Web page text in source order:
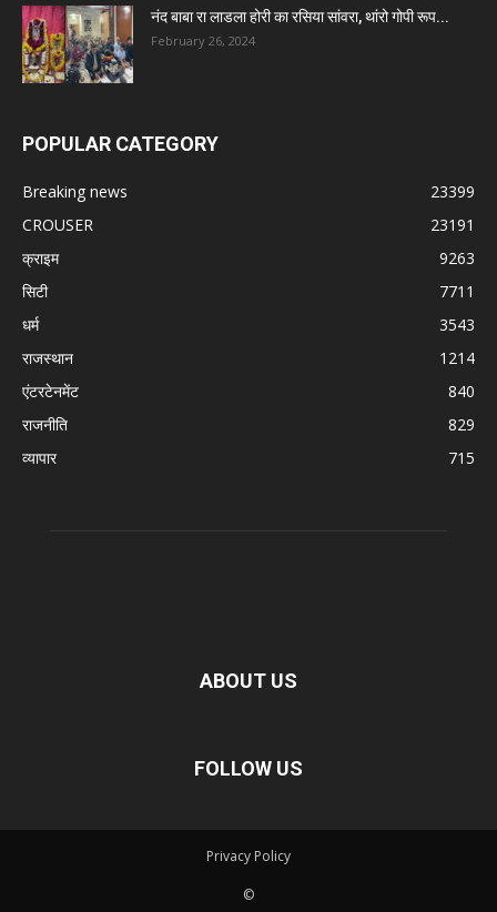
नंद बाबा रा लाडला होरी का रसिया सांवरा, थांरो गोपी रूप...
February 26, 2024
POPULAR CATEGORY
Breaking news
23399
CROUSER
23191
क्राइम
9263
सिटी
7711
धर्म
3543
राजस्थान
1214
एंटरटेनमेंट
840
राजनीति
829
व्यापार
715
ABOUT US
FOLLOW US
Privacy Policy
©